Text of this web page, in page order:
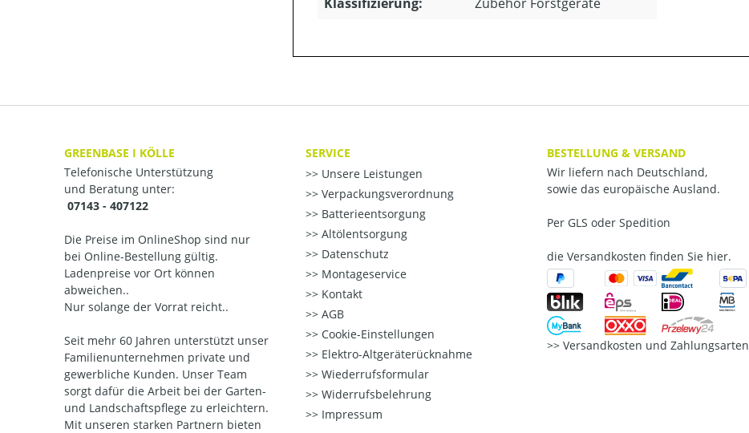
GREENBASE I KÖLLE
Telefonische Unterstützung
und Beratung unter:
07143 - 407122
Die Preise im OnlineShop sind nur
bei Online-Bestellung gültig.
Ladenpreise vor Ort können
abweichen..
Nur solange der Vorrat reicht..
Seit mehr 60 Jahren unterstützt unser
Familienunternehmen private und
gewerbliche Kunden. Unser Team
sorgt dafür die Arbeit bei der Garten-
und Landschaftspflege zu erleichtern.
Mit unseren starken Partnern bieten
SERVICE
Unsere Leistungen
Verpackungsverordnung
Batterieentsorgung
Altölentsorgung
Datenschutz
Montageservice
Kontakt
AGB
Cookie-Einstellungen
Elektro-Altgeräterücknahme
Wiederrufsformular
Widerrufsbelehrung
Impressum
BESTELLUNG & VERSAND
Wir liefern nach Deutschland,
sowie das europäische Ausland.
Per GLS oder Spedition
die Versandkosten finden Sie hier.
Versandkosten und Zahlungsarten